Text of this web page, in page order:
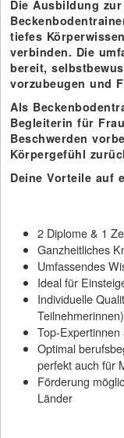
Die Ausbildung
tiefes
verbinden. Die
bereit,
vorzubeugen und
Als
Begleiterin für
Beschwerden
Körpergefühl
Deine Vorteile auf
2 Diplome & 1
Ganzheitliches
Umfassendes
Ideal für
Individuelle
Teilnehmerinnen)
Top-
Optimal
perfekt auch für
Förderung
Länder